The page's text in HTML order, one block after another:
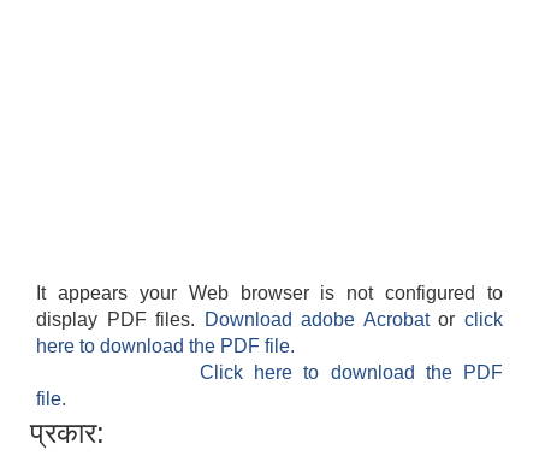
It appears your Web browser is not configured to
display PDF files.
Download adobe Acrobatorclick
here to download the PDF file.
Click here to download the PDF
file.
प्रकार: